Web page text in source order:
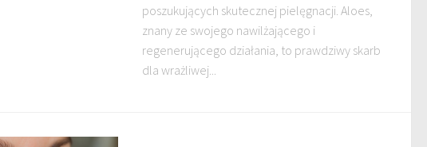
poszukujących skutecznej pielęgnacji. Aloes,
znany ze swojego nawilżającego i
regenerującego działania, to prawdziwy skarb
dla wrażliwej...